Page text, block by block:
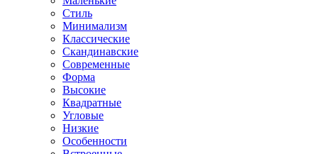
Стиль
Минимализм
Классические
Скандинавские
Современные
Форма
Высокие
Квадратные
Угловые
Низкие
Особенности